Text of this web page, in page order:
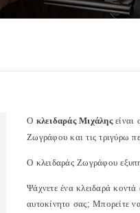
Ο κλειδαράς Μιχάληςείναι
Ζωγράφου και τις τριγύρω
Ο κλειδαράς Ζωγράφου
Ψάχνετε ένα κλειδαρά
αυτοκίνητο σας; Μπορείτε